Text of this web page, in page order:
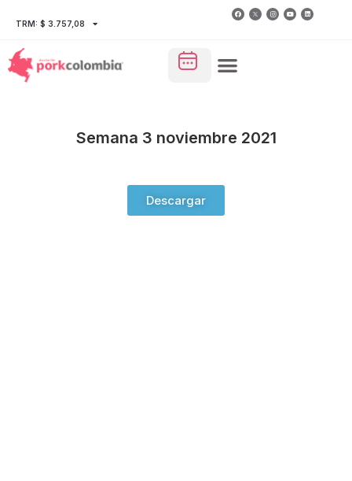
TRM: $ 3.757,08
Semana 3 noviembre 2021
Descargar